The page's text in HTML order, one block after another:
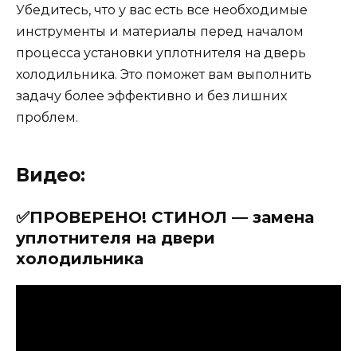
Убедитесь, что у вас есть все необходимые
инструменты и материалы перед началом
процесса установки уплотнителя на дверь
холодильника. Это поможет вам выполнить
задачу более эффективно и без лишних
проблем.
Видео:
✅ПРОВЕРЕНО! СТИНОЛ — замена
уплотнителя на двери
холодильника